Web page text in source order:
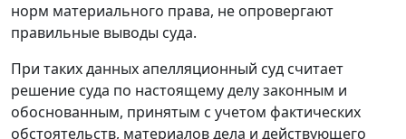
норм материального права, не опровергают
правильные выводы суда.
При таких данных апелляционный суд считает
решение суда по настоящему делу законным и
обоснованным, принятым с учетом фактических
обстоятельств, материалов дела и действующего